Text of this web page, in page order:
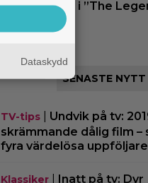
Ganondorf i ”The
SENASTE NYTT
TV-tips| Undvik på tv:
skrämmande dålig film –
fyra värdelösa uppföljare
Klassiker| Inatt på tv: Dyr
Dataskydd